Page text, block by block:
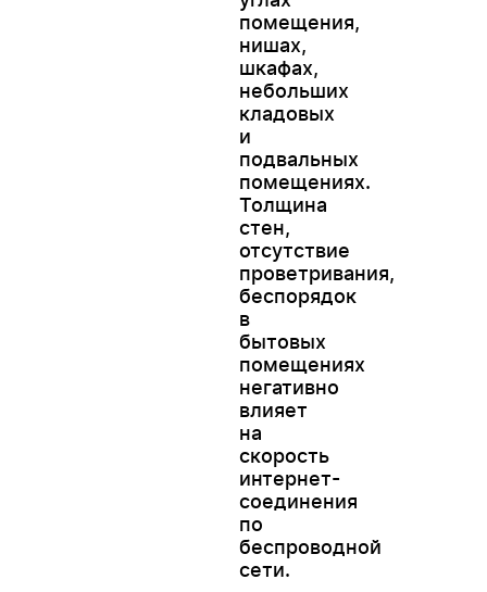
помещения,
нишах,
шкафах,
небольших
кладовых
и
подвальных
помещениях.
Толщина
стен,
отсутствие
проветривания,
беспорядок
в
бытовых
помещениях
негативно
влияет
на
скорость
интернет-
соединения
по
беспроводной
сети.